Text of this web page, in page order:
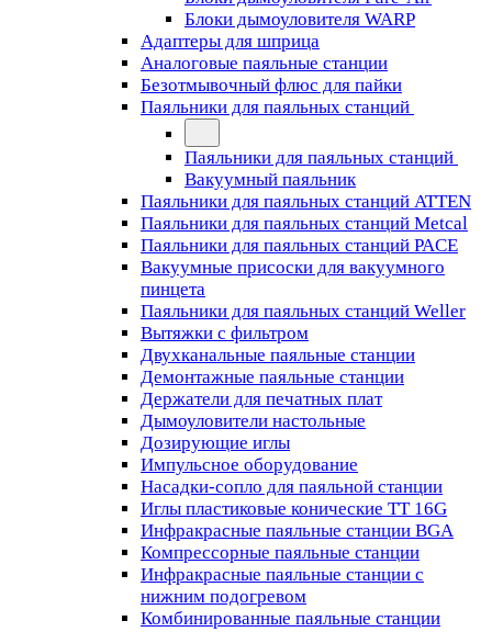
Блоки дымоуловителя WARP
Адаптеры для шприца
Аналоговые паяльные станции
Безотмывочный флюс для пайки
Паяльники для паяльных станций
Паяльники для паяльных станций
Вакуумный паяльник
Паяльники для паяльных станций ATTEN
Паяльники для паяльных станций Metcal
Паяльники для паяльных станций PACE
Вакуумные присоски для вакуумного
пинцета
Паяльники для паяльных станций Weller
Вытяжки с фильтром
Двухканальные паяльные станции
Демонтажные паяльные станции
Держатели для печатных плат
Дымоуловители настольные
Дозирующие иглы
Импульсное оборудование
Насадки-сопло для паяльной станции
Иглы пластиковые конические TT 16G
Инфракрасные паяльные станции BGA
Компрессорные паяльные станции
Инфракрасные паяльные станции с
нижним подогревом
Комбинированные паяльные станции